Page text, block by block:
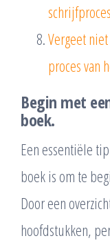
Vergeet
proces van
Begin met
boek.
Een essentiële
boek is om te
Door een
hoofdstukken,